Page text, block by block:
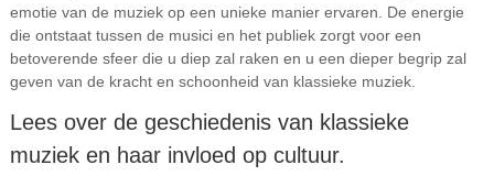
emotie van de muziek op een unieke manier ervaren. De energie
die ontstaat tussen de musici en het publiek zorgt voor een
betoverende sfeer die u diep zal raken en u een dieper begrip zal
geven van de kracht en schoonheid van klassieke muziek.
Lees over de geschiedenis van klassieke
muziek en haar invloed op cultuur.